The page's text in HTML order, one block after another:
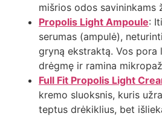
mišrios odos savininkams
Propolis Light Ampoule:
serumas (ampulė),
gryną ekstraktą. Vos pora
drėgmę ir ramina
Full Fit Propolis Light
kremo sluoksnis, kuris
teptus drėkiklius, bet